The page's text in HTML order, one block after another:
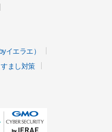
イエラエ）
まし対策